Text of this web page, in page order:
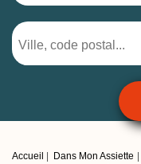
Accueil Dans Mon Assiette